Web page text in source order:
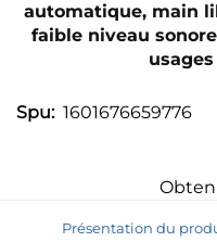
automatique, main
faible niveau
Spu: 1601676659776
Présentation du